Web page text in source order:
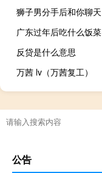
广东过年后吃什么饭菜
反贷是什么意思
万茜 lv（万茜复工）
公告